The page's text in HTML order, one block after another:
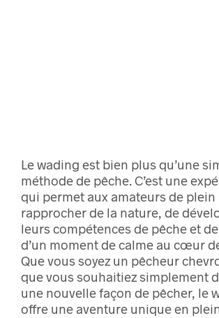
Le wading est bien plus qu’une
méthode de pêche. C’est une
qui permet aux amateurs de plein
rapprocher de la nature, de
leurs compétences de pêche et
d’un moment de calme au cœur
Que vous soyez un pêcheur
que vous souhaitiez simplement
une nouvelle façon de pêcher, le
offre une aventure unique en